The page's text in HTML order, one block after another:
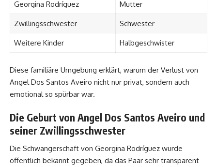
Georgina Rodríguez Mutter
Zwillingsschwester Schwester
Weitere Kinder Halbgeschwister
Diese familiäre Umgebung erklärt, warum der Verlust von
Angel Dos Santos Aveiro nicht nur privat, sondern auch
emotional so spürbar war.
Die Geburt von Angel Dos Santos Aveiro und
seiner Zwillingsschwester
Die Schwangerschaft von Georgina Rodríguez wurde
öffentlich bekannt gegeben, da das Paar sehr transparent